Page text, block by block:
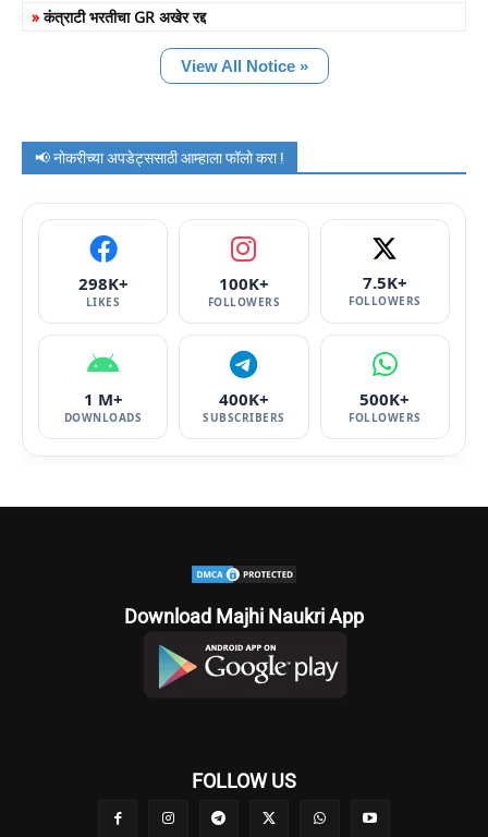
»कंत्राटी भरतीचा GR अखेर रद्द
View All Notice »
📢 नोकरीच्या अपडेट्ससाठी आम्हाला फॉलो करा !
298K+
LIKES
100K+
FOLLOWERS
7.5K+
FOLLOWERS
1 M+
DOWNLOADS
400K+
SUBSCRIBERS
500K+
FOLLOWERS
Download Majhi Naukri App
FOLLOW US